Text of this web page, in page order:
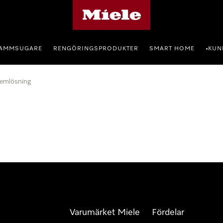
RENGÖRINGSPRODUKTER SMART HOME •
Varumärket Miele Fördelar